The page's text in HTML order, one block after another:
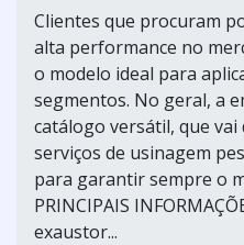
Clientes que procuram
alta performance no
o modelo ideal para
segmentos. No geral, a
catálogo versátil, que
serviços de usinagem
para garantir sempre o
PRINCIPAIS
exaustor...